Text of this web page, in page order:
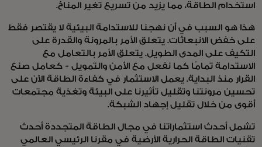
استخدام الطاقة، مما يزيد من تسريع تغير المناخ.
هذا هو السبب في أن نهجنا للاستدامة البيئية لا يقتصر فقط
على خفض الانبعاثات. يتعلق الأمر بالمرونة والقدرة على
التكيف على المدى الطويل. يتعلق الأمر بالتعامل مع
الاستدامة تمامًا كما نفعل مع الأمن والتمويل - كعامل صنع
القرار منذ البداية. يعمل الاستثمار في كفاءة الطاقة الآن على
تحسين مرونتنا وتقليل تأثيرنا على البيئة وتغذية مجتمعات
أقوى من خلال تقليل إجهاد الشبكة.
تشمل أحدث استثماراتنا في مجال الطاقة المتجددة أحدث
تقنيات الطاقة الحرارية الأرضية في مقرنا الرئيسي العالمي